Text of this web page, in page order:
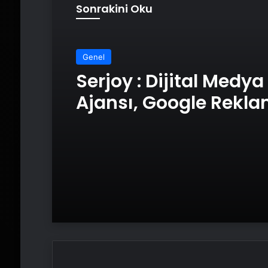
Sonrakini Oku
Genel
Serjoy : Dijital Medya
Ajansı, Google